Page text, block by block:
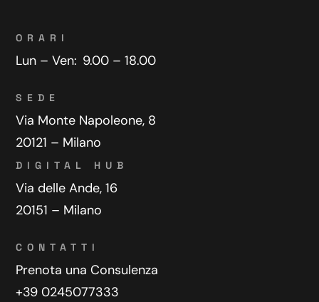
ORARI
Lun – Ven: 9.00 – 18.00
SEDE
Via Monte Napoleone, 8
20121 – Milano
DIGITAL HUB
Via delle Ande, 16
20151 – Milano
CONTATTI
Prenota una Consulenza
+39 0245077333